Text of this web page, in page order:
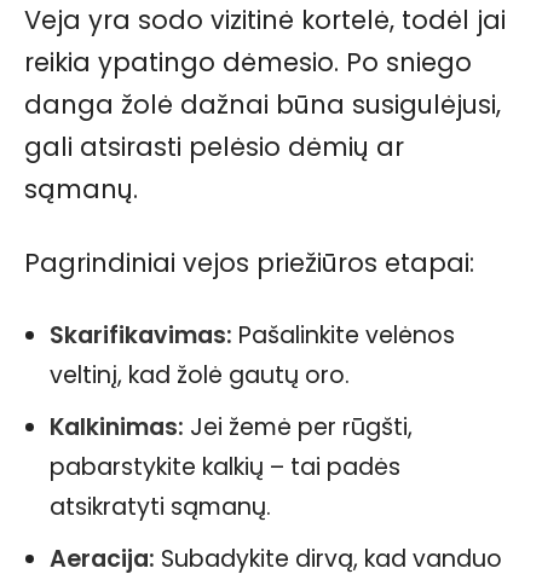
Veja yra sodo vizitinė kortelė, todėl jai
reikia ypatingo dėmesio. Po sniego
danga žolė dažnai būna susigulėjusi,
gali atsirasti pelėsio dėmių ar
sąmanų.
Pagrindiniai vejos priežiūros etapai:
Skarifikavimas: Pašalinkite velėnos
veltinį, kad žolė gautų oro.
Kalkinimas: Jei žemė per rūgšti,
pabarstykite kalkių – tai padės
atsikratyti sąmanų.
Aeracija: Subadykite dirvą, kad vanduo